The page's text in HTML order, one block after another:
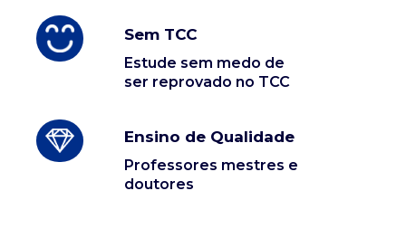
Sem TCC
Estude sem medo de
ser reprovado no TCC
Ensino de Qualidade
Professores mestres e
doutores